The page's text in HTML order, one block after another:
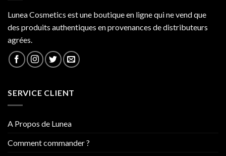
Lunea Cosmetics est une boutique en ligne qui ne vend que
des produits authentiques en provenances de distributeurs
agrées.
SERVICE CLIENT
A Propos de Lunea
Comment commander ?